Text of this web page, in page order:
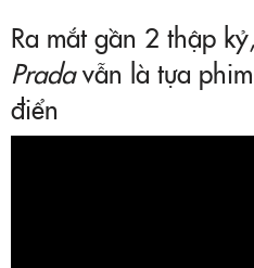
Ra mắt gần 2 thập kỷ,
Pradavẫn là tựa
điển